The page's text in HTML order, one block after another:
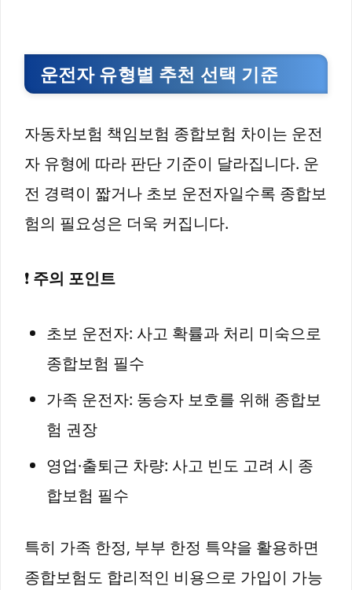
운전자 유형별 추천 선택 기준
자동차보험 책임보험 종합보험 차이는 운전
자 유형에 따라 판단 기준이 달라집니다. 운
전 경력이 짧거나 초보 운전자일수록 종합보
험의 필요성은 더욱 커집니다.
❗ 주의 포인트
초보 운전자: 사고 확률과 처리 미숙으로
종합보험 필수
가족 운전자: 동승자 보호를 위해 종합보
험 권장
영업·출퇴근 차량: 사고 빈도 고려 시 종
합보험 필수
특히 가족 한정, 부부 한정 특약을 활용하면
종합보험도 합리적인 비용으로 가입이 가능